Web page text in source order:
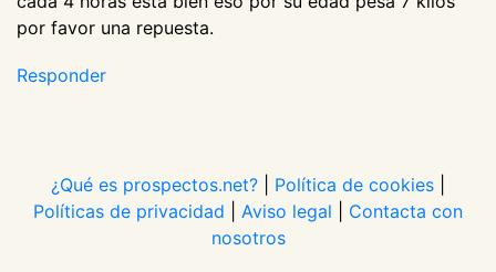
por favor una repuesta.
Responder
¿Qué es prospectos.net? Política de cookies
Políticas de privacidad
Aviso legal
Contacta con
nosotros